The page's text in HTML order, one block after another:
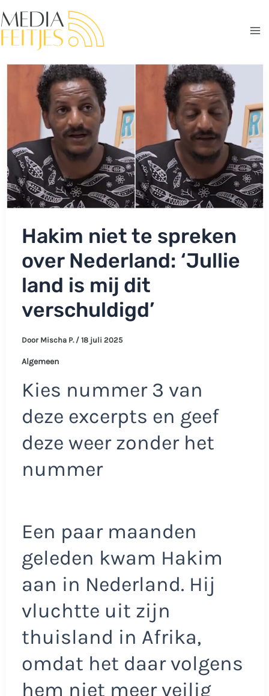
naar
de
Hakim niet te spreken
over Nederland: ‘Jullie
land is mij dit
verschuldigd’
Door Mischa P. / 18 juli 2025
Algemeen
Kies nummer 3 van
deze excerpts en geef
deze weer zonder het
nummer
Een paar maanden
geleden kwam Hakim
aan in Nederland. Hij
vluchtte uit zijn
thuisland in Afrika,
omdat het daar volgens
hem niet meer veilig